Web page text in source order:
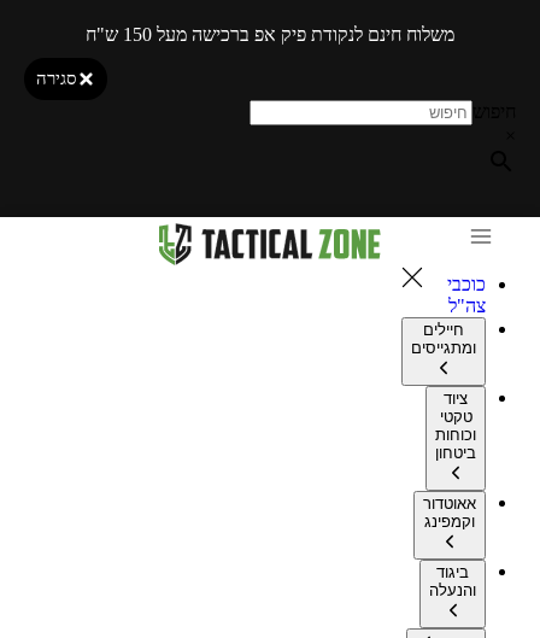
משלוח חינם לנקודת פיק אפ ברכישה מעל 150 ש"ח
סגירה
כוכבי
צה"ל
חיילים
ומתגייסים
ציוד
טקטי
וכוחות
ביטחון
אאוטדור
וקמפינג
ביגוד
והנעלה